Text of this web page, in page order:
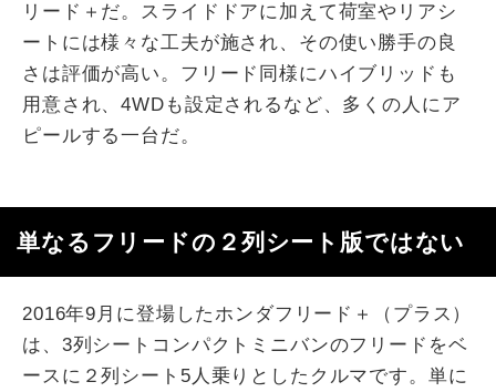
リード＋だ。スライドドアに加えて荷室やリアシ
ートには様々な工夫が施され、その使い勝手の良
さは評価が高い。フリード同様にハイブリッドも
用意され、4WDも設定されるなど、多くの人にア
ピールする一台だ。
単なるフリードの２列シート版ではない
2016年9月に登場したホンダフリード＋（プラス）
は、3列シートコンパクトミニバンのフリードをベ
ースに２列シート5人乗りとしたクルマです。単に